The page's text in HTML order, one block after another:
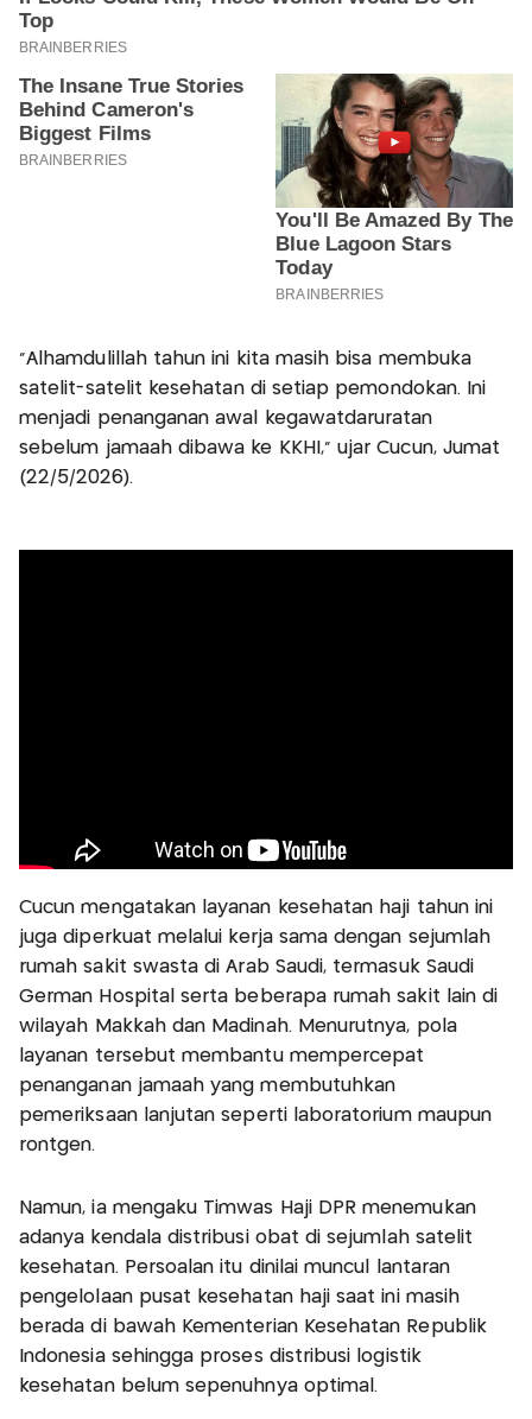
“Alhamdulillah tahun ini kita masih bisa membuka
satelit-satelit kesehatan di setiap pemondokan. Ini
menjadi penanganan awal kegawatdaruratan
sebelum jamaah dibawa ke KKHI,” ujar Cucun, Jumat
(22/5/2026).
Cucun mengatakan layanan kesehatan haji tahun ini
juga diperkuat melalui kerja sama dengan sejumlah
rumah sakit swasta di Arab Saudi, termasuk Saudi
German Hospital serta beberapa rumah sakit lain di
wilayah Makkah dan Madinah. Menurutnya, pola
layanan tersebut membantu mempercepat
penanganan jamaah yang membutuhkan
pemeriksaan lanjutan seperti laboratorium maupun
rontgen.
Namun, ia mengaku Timwas Haji DPR menemukan
adanya kendala distribusi obat di sejumlah satelit
kesehatan. Persoalan itu dinilai muncul lantaran
pengelolaan pusat kesehatan haji saat ini masih
berada di bawah Kementerian Kesehatan Republik
Indonesia sehingga proses distribusi logistik
kesehatan belum sepenuhnya optimal.